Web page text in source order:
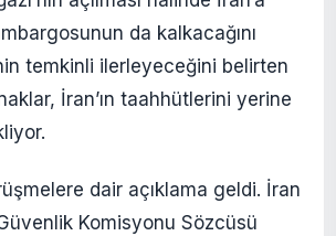
da kalkacağını
temkinli ilerleyeceğini belirten
İran’ın taahhütlerini yerine
dair açıklama geldi. İran
Komisyonu Sözcüsü